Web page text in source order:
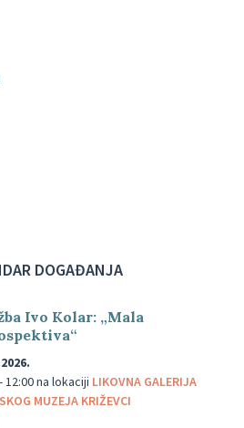
DOGAĐANJA
Ivo Kolar: „Mala
12:00na lokaciji LIKOVNA GALERIJA
MUZEJA KRIŽEVCI